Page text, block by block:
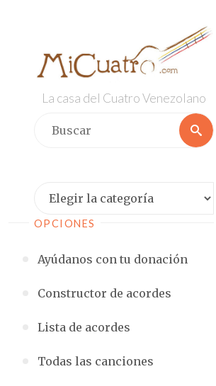
La casa del Cuatro Venezolano
Buscar
Categorías
OPCIONES
Ayúdanos con tu donación
Constructor de acordes
Lista de acordes
Todas las canciones